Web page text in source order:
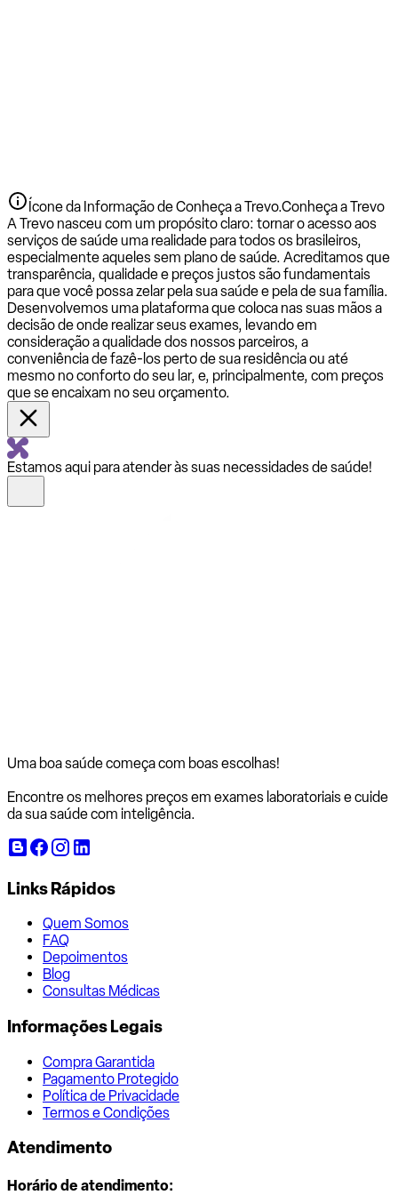
Ícone da Informação de Conheça a Trevo.Conheça a Trevo
A Trevo nasceu com um propósito claro: tornar o acesso aos
serviços de saúde uma realidade para todos os brasileiros,
especialmente aqueles sem plano de saúde. Acreditamos que
transparência, qualidade e preços justos são fundamentais
para que você possa zelar pela sua saúde e pela de sua família.
Desenvolvemos uma plataforma que coloca nas suas mãos a
decisão de onde realizar seus exames, levando em
consideração a qualidade dos nossos parceiros, a
conveniência de fazê-los perto de sua residência ou até
mesmo no conforto do seu lar, e, principalmente, com preços
que se encaixam no seu orçamento.
Estamos aqui para atender às suas necessidades de saúde!
Uma boa saúde começa com boas escolhas!
Encontre os melhores preços em exames laboratoriais e cuide
da sua saúde com inteligência.
Links Rápidos
Quem Somos
FAQ
Depoimentos
Blog
Consultas Médicas
Informações Legais
Compra Garantida
Pagamento Protegido
Política de Privacidade
Termos e Condições
Atendimento
Horário de atendimento: